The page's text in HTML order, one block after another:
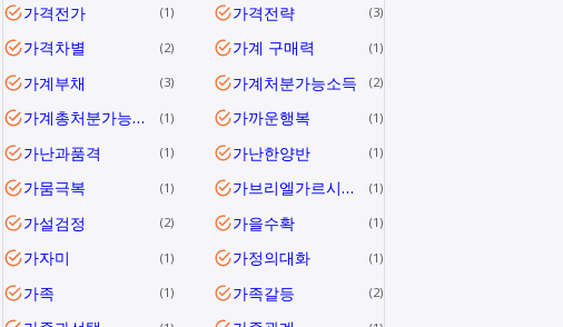
가격전가 1 가격전략 3
가격차별 2 가계 구매력 1
가계부채 3 가계처분가능소득 2
가계총처분가능소득 1 가까운행복 1
가난과품격 1 가난한양반 1
가뭄극복 1 가브리엘가르시아마르케스 1
가설검정 2 가을수확 1
가자미 1 가정의대화 1
가족 1 가족갈등 2